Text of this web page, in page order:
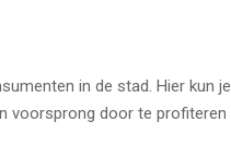
in de stad. Hier kun je
voorsprong door te profiteren